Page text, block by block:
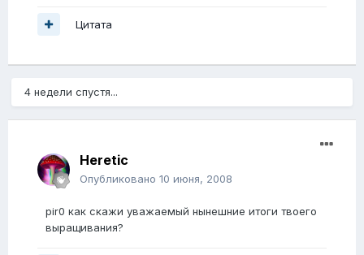
Цитата
4 недели спустя...
Heretic
Опубликовано 10 июня, 2008
pir0 как скажи уважаемый нынешние итоги твоего
выращивания?